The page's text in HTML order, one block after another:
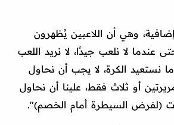
وهي أن اللاعبين يُظهرون
عندما لا نلعب جيدًا، لا نريد اللعب
نستعيد الكرة، لا يجب أن نحاول
أو ثلاث فقط، علينا أن نحاول